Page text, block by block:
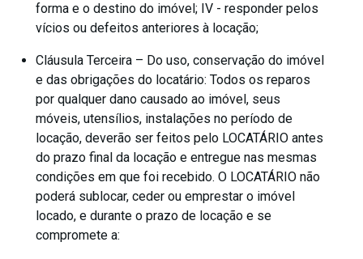
forma e o destino do imóvel; IV - responder pelos
vícios ou defeitos anteriores à locação;
Cláusula Terceira – Do uso, conservação do imóvel
e das obrigações do locatário: Todos os reparos
por qualquer dano causado ao imóvel, seus
móveis, utensílios, instalações no período de
locação, deverão ser feitos pelo LOCATÁRIO antes
do prazo final da locação e entregue nas mesmas
condições em que foi recebido. O LOCATÁRIO não
poderá sublocar, ceder ou emprestar o imóvel
locado, e durante o prazo de locação e se
compromete a: